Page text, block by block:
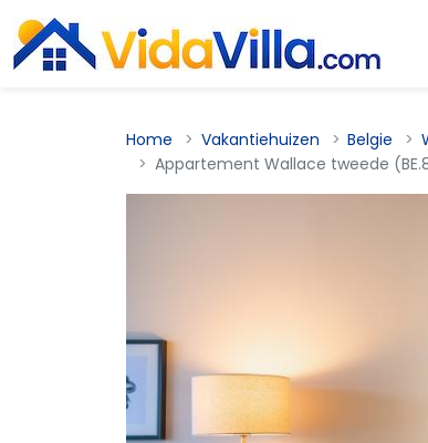
Home Vakantiehuizen Belgie
Appartement Wallace tweede